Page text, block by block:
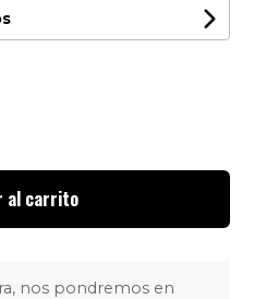
al carrito
nos pondremos en